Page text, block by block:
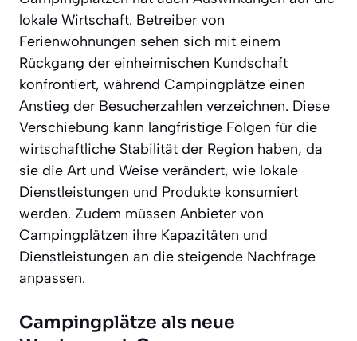
lokale Wirtschaft. Betreiber von
Ferienwohnungen sehen sich mit einem
Rückgang der einheimischen Kundschaft
konfrontiert, während Campingplätze einen
Anstieg der Besucherzahlen verzeichnen. Diese
Verschiebung kann langfristige Folgen für die
wirtschaftliche Stabilität der Region haben, da
sie die Art und Weise verändert, wie lokale
Dienstleistungen und Produkte konsumiert
werden. Zudem müssen Anbieter von
Campingplätzen ihre Kapazitäten und
Dienstleistungen an die steigende Nachfrage
anpassen.
Campingplätze als neue